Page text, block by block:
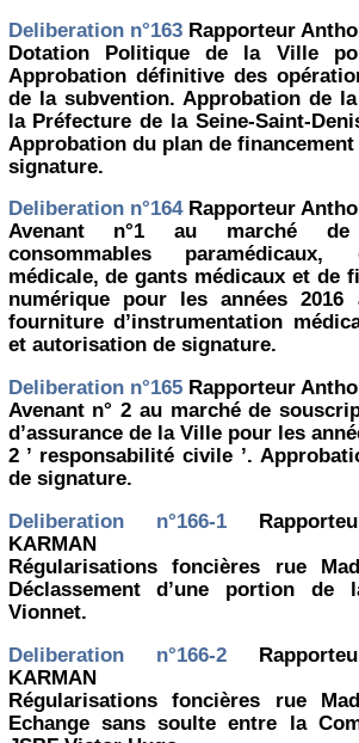
Deliberation n°163Rapporteur
Dotation Politique de la Ville
Approbation définitive des
de la subvention. Approbation de
la Préfecture de la Seine-Saint-
Approbation du plan de
signature.
Deliberation n°164Rapporteur
Avenant n°1 au marché
consommables paramédicaux,
médicale, de gants médicaux et de
numérique pour les années
fourniture d’instrumentation
et autorisation de signature.
Deliberation n°165Rapporteur
Avenant n° 2 au marché de
d’assurance de la Ville pour les
2 ’ responsabilité civile ’.
de signature.
Deliberation n°166-1
KARMAN
Régularisations foncières rue
Déclassement d’une portion de
Vionnet.
Deliberation n°166-2
KARMAN
Régularisations foncières rue
Echange sans soulte entre la